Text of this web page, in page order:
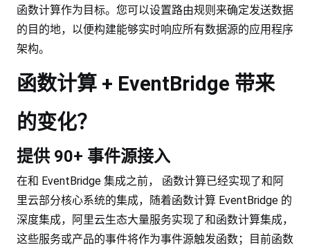
函数计算作为目标。您可以设置路由规则来确定发送数据
的目的地，以便构建能够实时响应所有数据源的应用程序
架构。
函数计算 + EventBridge 带来
的变化？
提供 90+ 事件源接入
在和 EventBridge 集成之前， 函数计算已经实现了和阿
里云部分核心系统的集成，随着函数计算 EventBridge 的
深度集成，阿里云生态大量服务实现了和函数计算集成，
这些服务或产品的事件将作为事件源触发函数；目前函数